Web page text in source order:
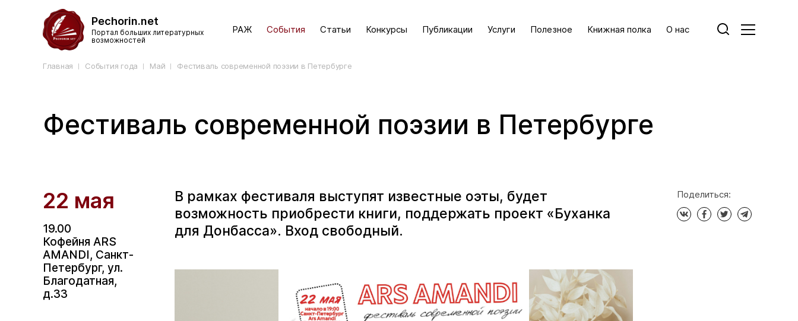
Pechorin.net
Портал больших литературных
возможностей
РАЖ События Статьи Конкурсы Публикации Услуги Полезное Книжная полка О нас
Главная События года Май Фестиваль современной поэзии в Петербурге
Фестиваль современной поэзии в Петербурге
22 мая
19.00
Кофейня ARS
AMANDI, Санкт-
Петербург, ул.
Благодатная,
д.33
В рамках фестиваля выступят известные оэты, будет
возможность приобрести книги, поддержать проект «Буханка
для Донбасса». Вход свободный.
Поделиться: